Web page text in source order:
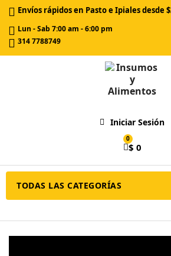
Envíos rápidos en Pasto e Ipiales desde
Lun - Sab 7:00 am - 6:00 pm
314 7788749
Iniciar Sesión
$ 0
TODAS LAS CATEGORÍAS